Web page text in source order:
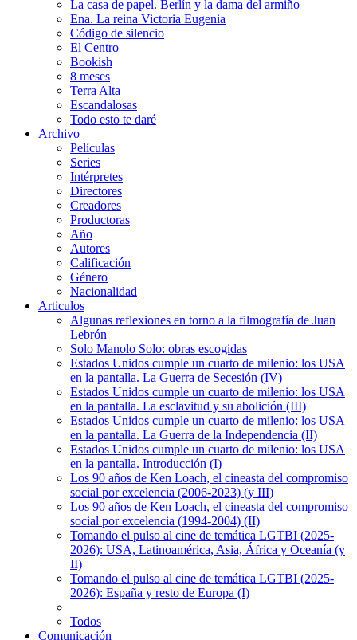
La casa de papel. Berlín y la dama del armiño
Ena. La reina Victoria Eugenia
Código de silencio
El Centro
Bookish
8 meses
Terra Alta
Escandalosas
Todo esto te daré
Archivo
Películas
Series
Intérpretes
Directores
Creadores
Productoras
Año
Autores
Calificación
Género
Nacionalidad
Articulos
Algunas reflexiones en torno a la filmografía de Juan
Lebrón
Solo Manolo Solo: obras escogidas
Estados Unidos cumple un cuarto de milenio: los USA
en la pantalla. La Guerra de Secesión (IV)
Estados Unidos cumple un cuarto de milenio: los USA
en la pantalla. La esclavitud y su abolición (III)
Estados Unidos cumple un cuarto de milenio: los USA
en la pantalla. La Guerra de la Independencia (II)
Estados Unidos cumple un cuarto de milenio: los USA
en la pantalla. Introducción (I)
Los 90 años de Ken Loach, el cineasta del compromiso
social por excelencia (2006-2023) (y III)
Los 90 años de Ken Loach, el cineasta del compromiso
social por excelencia (1994-2004) (II)
Tomando el pulso al cine de temática LGTBI (2025-
2026): USA, Latinoamérica, Asia, África y Oceanía (y
II)
Tomando el pulso al cine de temática LGTBI (2025-
2026): España y resto de Europa (I)
Todos
Comunicación